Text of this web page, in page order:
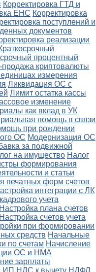
Корректировка ГТД и
ЕНС Корректировка
поступлений и
документов
реализации
процентный
продажа криптовалюты
измерения
Ликвидация ОС с
Лимит остатка кассы
изменение
как вклад в УК
помощь в связи
при рождении
ОС Модернизация ОС
за подвижной
на имущество Налог
формирования
и статьи
печатных форм счетов
интеграции с ЛК
учета
Настройка плана счетов
Настройка счетов учета
при формировании
средств Начальные
по счетам Начисление
ОС и НМА
зарплаты
ИП НДС к вычету НДФЛ